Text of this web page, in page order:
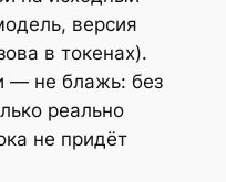
версия
в токенах).
— не блажь: без
реально
не придёт